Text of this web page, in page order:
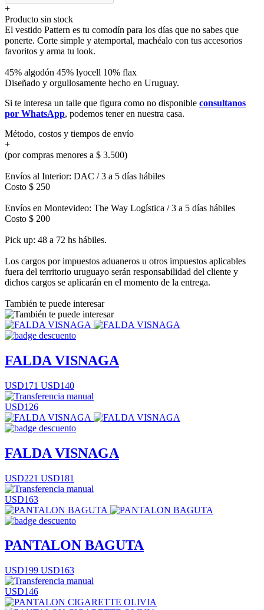
+
Producto sin stock
El vestido Pattern es tu comodín para los días que no sabes que
ponerte. Corte simple y atemportal, machéalo con tus accesorios
favoritos y arma tu look.
45% algodón 45% lyocell 10% flax
Diseñado y orgullosamente hecho en Uruguay.
Si te interesa un talle que figura como no disponible consultanos
por WhatsApp, podemos tener en nuestra casa.
Método, costos y tiempos de envío
+
(por compras menores a $ 3.500)
Envíos al Interior: DAC / 3 a 5 días hábiles
Costo $ 250
Envíos en Montevideo: The Way Logística / 3 a 5 días hábiles
Costo $ 200
Pick up: 48 a 72 hs hábiles.
Los cargos por impuestos aduaneros u otros impuestos aplicables
fuera del territorio uruguayo serán responsabilidad del cliente y
dichos cargos se aplicarán en el momento de la entrega.
También te puede interesar
FALDA VISNAGA
USD171 USD140
USD126
FALDA VISNAGA
USD221 USD181
USD163
PANTALON BAGUTA
USD199 USD163
USD146